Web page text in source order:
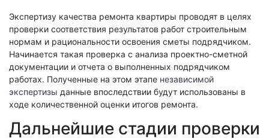
Электротехническая экспертиза
Фоноскопическая экспертиза
Экспертиза видео- и звукозаписей
Лингвистическая экспертиза
Автороведческая экспертиза
Психологическая экспертиза
Экологическая экспертиза
Техническая экспертиза документов
Строительно-техническая экспертиза
Почерковедческая экспертиза
Пожарно-техническая экспертиза
Юридико-лингвистическая экспертиза
Лингвистическая экспертиза
Компьютерно-техническая экспертиза
Геммологическая экспертиза (ювелирная)
Экспертиза видео- и звукозаписей
Автороведческая экспертиза
Экспериза игрового оборудования
Экспертизу качества ремонта квартиры проводят в целях
проверки соответствия результатов работ строительным
нормам и рациональности освоения сметы подрядчиком.
Начинается такая проверка с анализа проектно-сметной
документации и отчета о выполненных подрядчиком
работах. Полученные на этом этапе независимой
экспертизы данные впоследствии будут использованы в
ходе количественной оценки итогов ремонта.
Дальнейшие стадии проверки